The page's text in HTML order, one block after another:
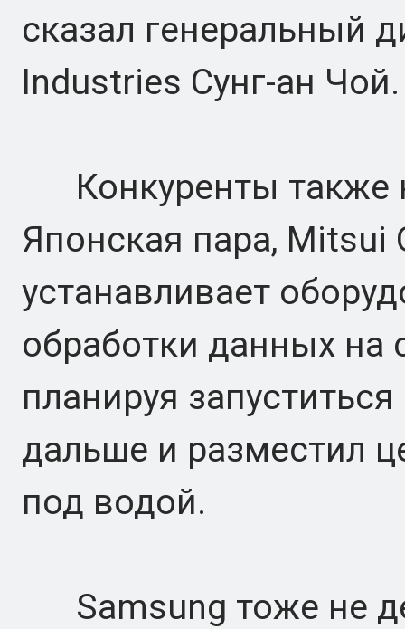
сказал генеральный
Industries Сунг-ан Чой.
Конкуренты также
Японская пара, Mitsui
устанавливает
обработки данных на
планируя
дальше и разместил
под водой.
Samsung тоже не